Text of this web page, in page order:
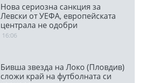
Нова сериозна санкция за
Левски от УЕФА, европейската
централа не одобри
транспарант
16:06
Бивша звезда на Локо (Пловдив)
сложи край на футболната си